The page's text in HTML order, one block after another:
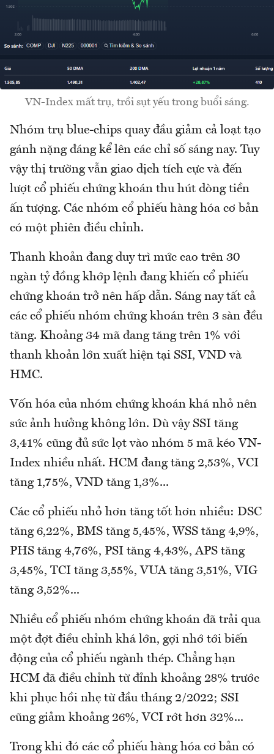
VN-Index mất trụ, trồi sụt yếu trong buổi sáng.
Nhóm trụ blue-chips quay đầu giảm cả loạt tạo
gánh nặng đáng kể lên các chỉ số sáng nay. Tuy
vậy thị trường vẫn giao dịch tích cực và đến
lượt cổ phiếu chứng khoán thu hút dòng tiền
ấn tượng. Các nhóm cổ phiếu hàng hóa cơ bản
có một phiên điều chỉnh.
Thanh khoản đang duy trì mức cao trên 30
ngàn tỷ đồng khớp lệnh đang khiến cổ phiếu
chứng khoán trở nên hấp dẫn. Sáng nay tất cả
các cổ phiếu nhóm chứng khoán trên 3 sàn đều
tăng. Khoảng 34 mã đang tăng trên 1% với
thanh khoản lớn xuất hiện tại SSI, VND và
HMC.
Vốn hóa của nhóm chứng khoán khá nhỏ nên
sức ảnh hưởng không lớn. Dù vậy SSI tăng
3,41% cũng đủ sức lọt vào nhóm 5 mã kéo VN-
Index nhiều nhất. HCM đang tăng 2,53%, VCI
tăng 1,75%, VND tăng 1,3%...
Các cổ phiếu nhỏ hơn tăng tốt hơn nhiều: DSC
tăng 6,22%, BMS tăng 5,45%, WSS tăng 4,9%,
PHS tăng 4,76%, PSI tăng 4,43%, APS tăng
3,45%, TCI tăng 3,55%, VUA tăng 3,51%, VIG
tăng 3,52%...
Nhiều cổ phiếu nhóm chứng khoán đã trải qua
một đợt điều chỉnh khá lớn, gợi nhớ tới biến
động của cổ phiếu ngành thép. Chẳng hạn
HCM đã điều chỉnh từ đỉnh khoảng 28% trước
khi phục hồi nhẹ từ đầu tháng 2/2022; SSI
cũng giảm khoảng 26%, VCI rớt hơn 32%...
Trong khi đó các cổ phiếu hàng hóa cơ bản có